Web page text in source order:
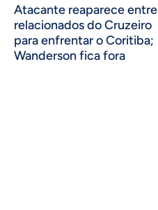
Atacante reaparece entre
relacionados do Cruzeiro
para enfrentar o Coritiba;
Wanderson fica fora